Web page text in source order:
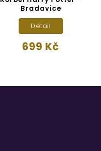
Bradavice
699 Kč
Detail